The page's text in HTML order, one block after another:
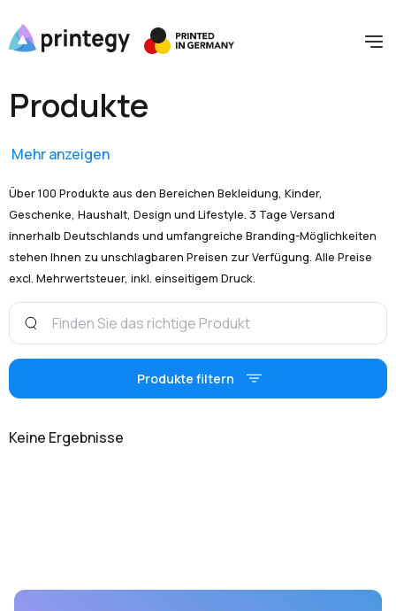
Produkte
Mehr anzeigen
Über 100 Produkte aus den Bereichen Bekleidung, Kinder,
Geschenke, Haushalt, Design und Lifestyle. 3 Tage Versand
innerhalb Deutschlands und umfangreiche Branding-Möglichkeiten
stehen Ihnen zu unschlagbaren Preisen zur Verfügung. Alle Preise
excl. Mehrwertsteuer, inkl. einseitigem Druck.
Produkte filtern
Keine Ergebnisse